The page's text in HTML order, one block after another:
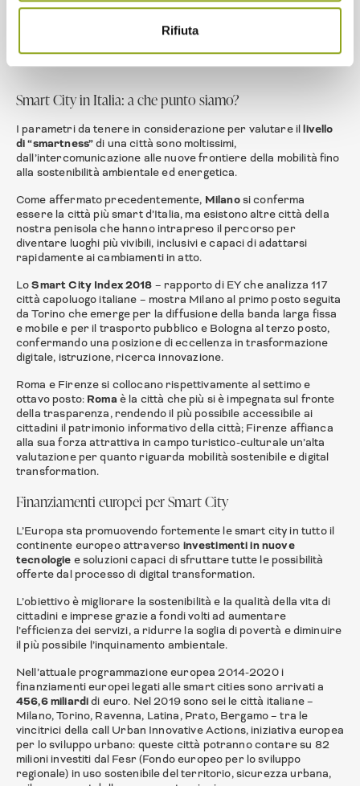
Rifiuta
Smart City in Italia: a che punto siamo?
I parametri da tenere in considerazione per valutare illivello
di “smartness”di una città sono moltissimi,
dall’intercomunicazione alle nuove frontiere della mobilità fino
alla sostenibilità ambientale ed energetica.
Come affermato precedentemente, Milanosi conferma
essere la città più smart d’Italia, ma esistono altre città della
nostra penisola che hanno intrapreso il percorso per
diventare luoghi più vivibili, inclusivi e capaci di adattarsi
rapidamente ai cambiamenti in atto.
LoSmart City Index 2018 – rapporto di EY che analizza 117
città capoluogo italiane – mostra Milano al primo posto seguita
da Torino che emerge per la diffusione della banda larga fissa
e mobile e per il trasporto pubblico e Bologna al terzo posto,
confermando una posizione di eccellenza in trasformazione
digitale, istruzione, ricerca innovazione.
Roma e Firenze si collocano rispettivamente al settimo e
ottavo posto: Roma è la città che più si è impegnata sul fronte
della trasparenza, rendendo il più possibile accessibile ai
cittadini il patrimonio informativo della città; Firenze affianca
alla sua forza attrattiva in campo turistico-culturale un’alta
valutazione per quanto riguarda mobilità sostenibile e digital
transformation.
Finanziamenti europei per Smart City
L’Europa sta promuovendo fortemente le smart city in tutto il
continente europeo attraverso investimenti in nuove
tecnologie e soluzioni capaci di sfruttare tutte le possibilità
offerte dal processo di digital transformation.
L’obiettivo è migliorare la sostenibilità e la qualità della vita di
cittadini e imprese grazie a fondi volti ad aumentare
l’efficienza dei servizi, a ridurre la soglia di povertà e diminuire
il più possibile l’inquinamento ambientale.
Nell’attuale programmazione europea 2014-2020 i
finanziamenti europei legati alle smart cities sono arrivati a
456,6 miliardidi euro. Nel 2019 sono sei le città italiane –
Milano, Torino, Ravenna, Latina, Prato, Bergamo – tra le
vincitrici della call Urban Innovative Actions, iniziativa europea
per lo sviluppo urbano: queste città potranno contare su 82
milioni investiti dal Fesr (Fondo europeo per lo sviluppo
regionale) in uso sostenibile del territorio, sicurezza urbana,